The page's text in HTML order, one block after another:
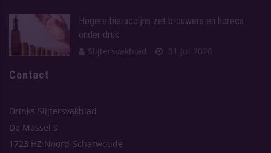
Hogere bieraccijns zet brouwers en horeca
onder druk
Slijtersvakblad
31 Jul 2026
Contact
Drinks Slijtersvakblad
De Mossel 9
1723 HZ Noord-Scharwoude